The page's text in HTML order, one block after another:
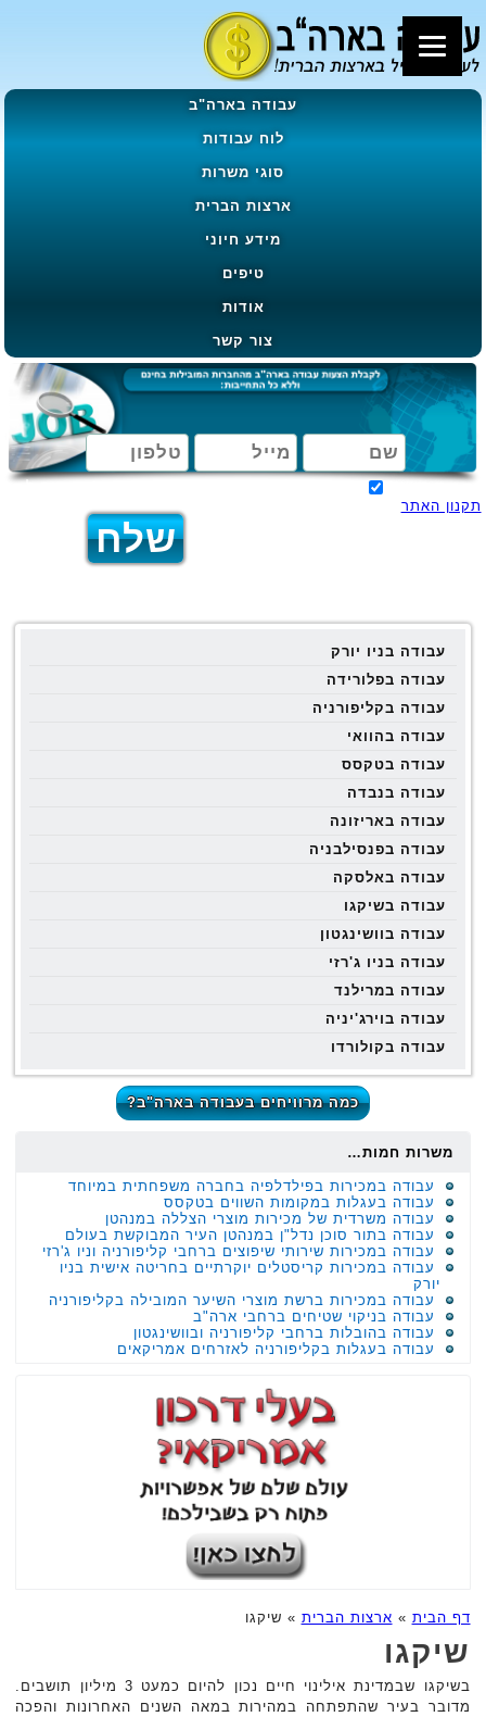
עבודה בארה"ב
לוח עבודות
סוגי משרות
ארצות הברית
מידע חיוני
טיפים
אודות
צור קשר
תקנון האתר
עבודה בניו יורק
עבודה בפלורידה
עבודה בקליפורניה
עבודה בהוואי
עבודה בטקסס
עבודה בנבדה
עבודה באריזונה
עבודה בפנסילבניה
עבודה באלסקה
עבודה בשיקגו
עבודה בוושינגטון
עבודה בניו ג'רזי
עבודה במרילנד
עבודה בוירג'יניה
עבודה בקולורדו
כמה מרוויחים בעבודה בארה"ב?
משרות חמות…
עבודה במכירות בפילדלפיה בחברה משפחתית במיוחד
עבודה בעגלות במקומות השווים בטקסס
עבודה משרדית של מכירות מוצרי הצללה במנהטן
עבודה בתור סוכן נדל"ן במנהטן העיר המבוקשת בעולם
עבודה במכירות שירותי שיפוצים ברחבי קליפורניה וניו ג'רזי
עבודה במכירות קריסטלים יוקרתיים בחריטה אישית בניו
יורק
עבודה במכירות ברשת מוצרי השיער המובילה בקליפורניה
עבודה בניקוי שטיחים ברחבי ארה"ב
עבודה בהובלות ברחבי קליפורניה ובוושינגטון
עבודה בעגלות בקליפורניה לאזרחים אמריקאים
דף הבית » ארצות הברית » שיקגו
שיקגו
בשיקגו שבמדינת אילינוי חיים נכון להיום כמעט 3 מיליון תושבים.
מדובר בעיר שהתפתחה במהירות במאה השנים האחרונות והפכה